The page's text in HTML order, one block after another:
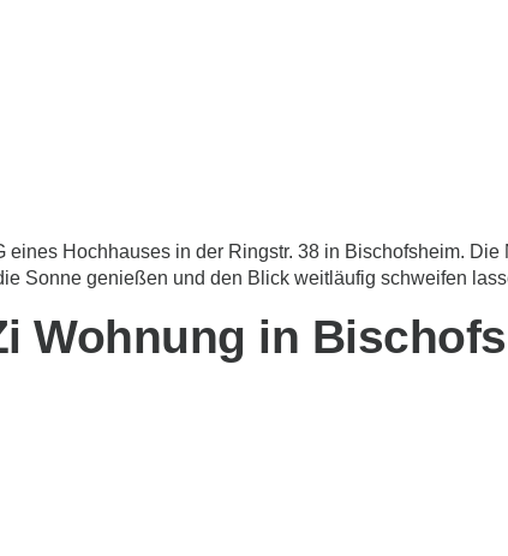
eines Hochhauses in der Ringstr. 38 in Bischofsheim.
Sonne genießen und den Blick weitläufig schweifen
Wohnung in